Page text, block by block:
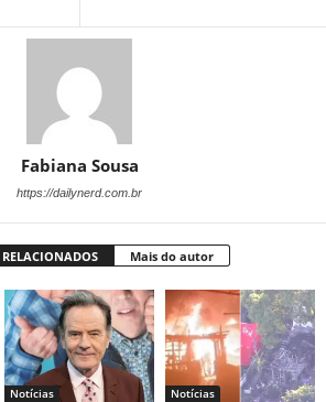
Fabiana Sousa
https://dailynerd.com.br
Mais do autor
Notícias Notícias